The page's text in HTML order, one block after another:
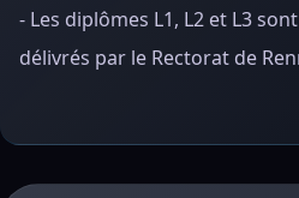
- Les diplômes L1, L2 et L3
délivrés par le Rectorat de